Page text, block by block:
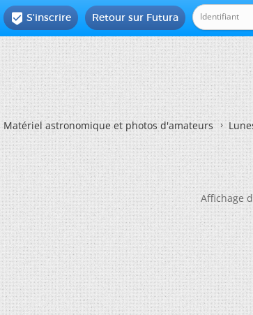
Retour sur Futura
 S'inscrire
Matériel astronomique et photos d'amateurs
Affichage